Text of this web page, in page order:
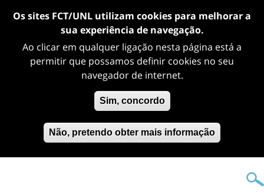
Os sites FCT/UNL utilizam cookies para melhorar a
sua experiência de navegação.
Ao clicar em qualquer ligação nesta página está a
permitir que possamos definir cookies no seu
navegador de internet.
Sim, concordo
Não, pretendo obter mais informação